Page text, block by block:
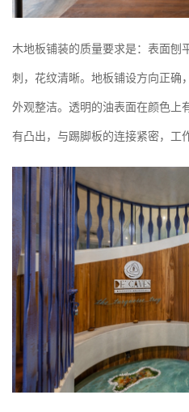
木地板铺装的质量要求是：表面刨
刺，花纹清晰。地板铺设方向正确
外观整洁。透明的油表面在颜色上
有凸出，与踢脚板的连接紧密，工